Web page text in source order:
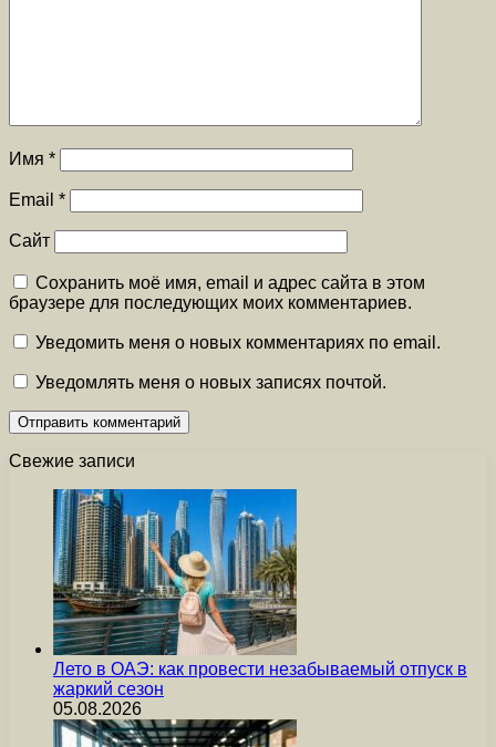
Имя *
Email *
Сайт
Сохранить моё имя, email и адрес сайта в этом
браузере для последующих моих комментариев.
Уведомить меня о новых комментариях по email.
Уведомлять меня о новых записях почтой.
Свежие записи
Лето в ОАЭ: как провести незабываемый отпуск в
жаркий сезон
05.08.2026